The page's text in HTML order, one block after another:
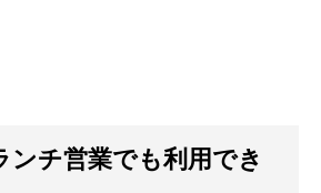
ンチ営業でも利用でき